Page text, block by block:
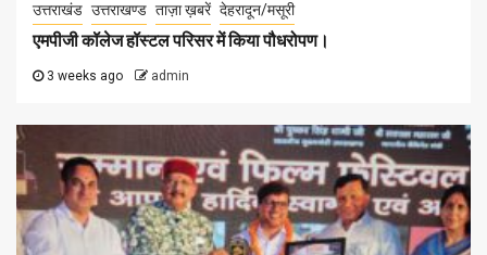
उत्तराखंड उत्तराखण्ड ताज़ा ख़बरें देहरादून/मसूरी
एमपीजी कॉलेज हॉस्टल परिसर में किया पौधरोपण।
3 weeks ago admin